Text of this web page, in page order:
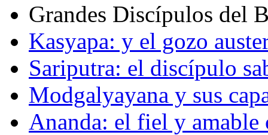
Grandes Discípulos del
Kasyapa: y el gozo
Sariputra: el discípulo
Modgalyayana y sus
Ananda: el fiel y amable